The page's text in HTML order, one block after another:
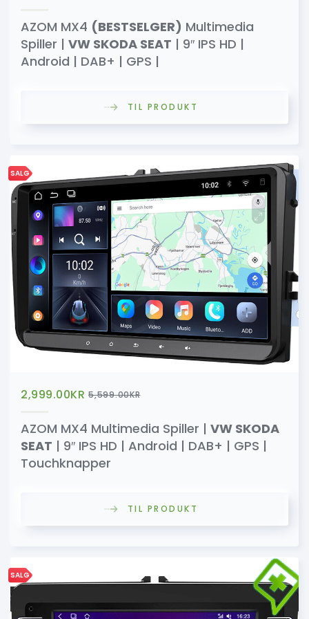
AZOM MX4 (BESTSELGER) Multimedia
Spiller | VW SKODA SEAT | 9″ IPS HD |
Android | DAB+ | GPS |
TIL PRODUKT
SALG
2,999.00KR 5,599.00KR
AZOM MX4 Multimedia Spiller | VW SKODA
SEAT | 9″ IPS HD | Android | DAB+ | GPS |
Touchknapper
TIL PRODUKT
SALG